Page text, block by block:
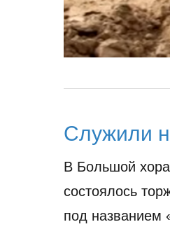
Служили
В Большой
состоялось
под названием